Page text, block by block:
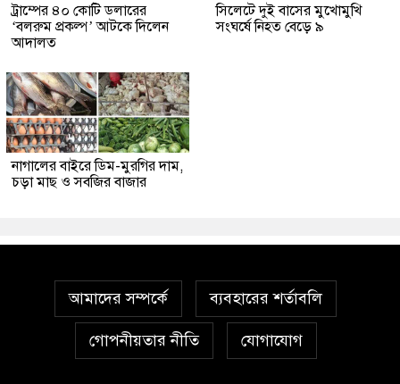
ট্রাম্পের ৪০ কোটি ডলারের
‘বলরুম প্রকল্প’ আটকে দিলেন
আদালত
সিলেটে দুই বাসের মুখোমুখি
সংঘর্ষে নিহত বেড়ে ৯
নাগালের বাইরে ডিম-মুরগির দাম,
চড়া মাছ ও সবজির বাজার
আমাদের সম্পর্কে ব্যবহারের শর্তাবলি
গোপনীয়তার নীতি যোগাযোগ